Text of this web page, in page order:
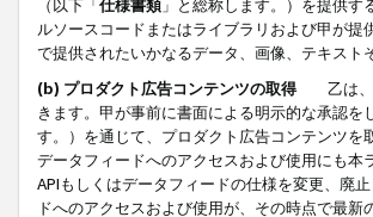
（以下「仕様書類」と総称します。）を提供す
ルソースコードまたはライブラリおよび甲が
で提供されたいかなるデータ、画像、テキス
(b) プロダクト広告コンテンツの取得
乙は、
きます。甲が事前に書面による明示的な承認を
す。）を通じて、プロダクト広告コンテンツ
データフィードへのアクセスおよび使用にも
APIもしくはデータフィードの仕様を変更、廃
ドへのアクセスおよび使用が、その時点で最